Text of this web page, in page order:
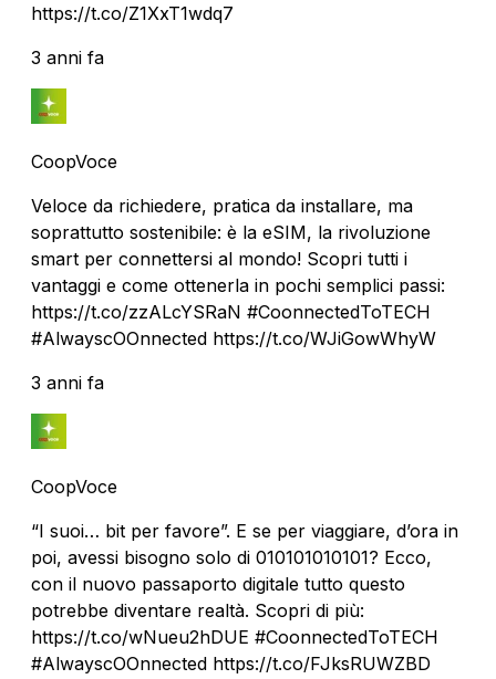
https://t.co/Z1XxT1wdq7
3 anni fa
CoopVoce
Veloce da richiedere, pratica da installare, ma
soprattutto sostenibile: è la eSIM, la rivoluzione
smart per connettersi al mondo! Scopri tutti i
vantaggi e come ottenerla in pochi semplici passi:
https://t.co/zzALcYSRaN #CoonnectedToTECH
#AlwayscOOnnected https://t.co/WJiGowWhyW
3 anni fa
CoopVoce
“I suoi… bit per favore”. E se per viaggiare, d’ora in
poi, avessi bisogno solo di 010101010101? Ecco,
con il nuovo passaporto digitale tutto questo
potrebbe diventare realtà. Scopri di più:
https://t.co/wNueu2hDUE #CoonnectedToTECH
#AlwayscOOnnected https://t.co/FJksRUWZBD